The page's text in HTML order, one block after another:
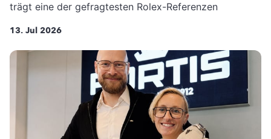
trägt eine der gefragtesten Rolex-Referenzen
13. Jul 2026